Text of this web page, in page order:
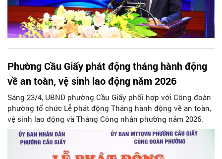
Phường Cầu Giấy phát động tháng hành động
về an toàn, vệ sinh lao động năm 2026
Sáng 23/4, UBND phường Cầu Giấy phối hợp với Công đoàn
phường tổ chức Lễ phát động Tháng hành động về an toàn,
vệ sinh lao động và Tháng Công nhân phường năm 2026.